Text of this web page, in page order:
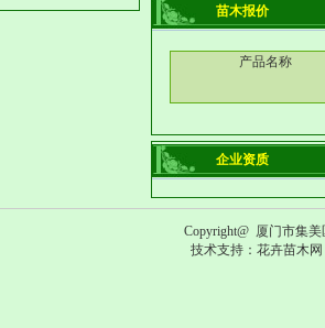
苗木报价
产品名称
企业资质
Copyright@ 厦门市集美
技术支持： 花卉苗木网